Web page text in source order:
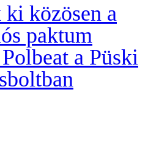
közösen a
paktum
a Püski